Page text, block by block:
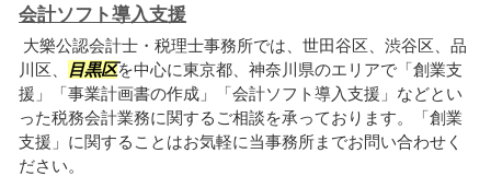
会計ソフト導入支援
大樂公認会計士・税理士事務所では、世田谷区、渋谷区、品
川区、
目黒区を中心に東京都、神奈川県のエリアで「創業支
援」「事業計画書の作成」「会計ソフト導入支援」などとい
った税務会計業務に関するご相談を承っております。「創業
支援」に関することはお気軽に当事務所までお問い合わせく
ださい。